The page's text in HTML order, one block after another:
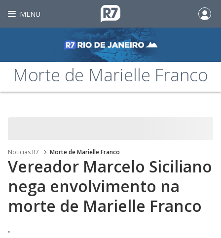
MENU
Morte de Marielle Franco
Noticias R7 Morte de Marielle Franco
Vereador Marcelo Siciliano
nega envolvimento na
morte de Marielle Franco
.